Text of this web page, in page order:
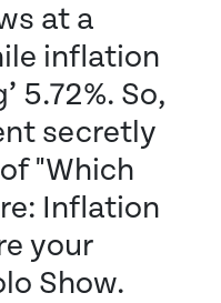
at a
inflation
5.72%. So,
secretly
"Which
Inflation
your
Show.